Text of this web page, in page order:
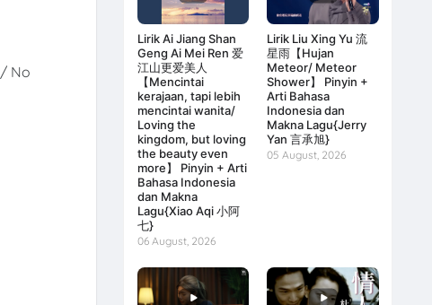
/ No
Lirik Ai Jiang Shan
Geng Ai Mei Ren 爱
江山更爱美人
【Mencintai
kerajaan, tapi lebih
mencintai wanita/
Loving the
kingdom, but loving
the beauty even
more】 Pinyin + Arti
Bahasa Indonesia
dan Makna
Lagu{Xiao Aqi 小阿
七}
06 August, 2026
Lirik Liu Xing Yu 流
星雨【Hujan
Meteor/ Meteor
Shower】 Pinyin +
Arti Bahasa
Indonesia dan
Makna Lagu{Jerry
Yan 言承旭}
05 August, 2026